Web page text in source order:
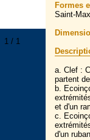
Formes
Saint-
a. Clef :
partent
b.
et d'un
c.
d'un
1 / 1